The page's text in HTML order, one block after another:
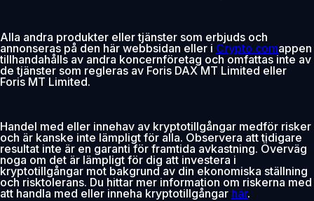
Alla andra produkter eller tjänster som erbjuds och
annonseras på den här webbsidan eller i Crypto.comappen
tillhandahålls av andra koncernföretag och omfattas inte av
de tjänster som regleras av Foris DAX MT Limited eller
Foris MT Limited.
Handel med eller innehav av kryptotillgångar medför risker
och är kanske inte lämpligt för alla. Observera att tidigare
resultat inte är en garanti för framtida avkastning. Överväg
noga om det är lämpligt för dig att investera i
kryptotillgångar mot bakgrund av din ekonomiska ställning
och risktolerans. Du hittar mer information om riskerna med
att handla med eller inneha kryptotillgångar här.